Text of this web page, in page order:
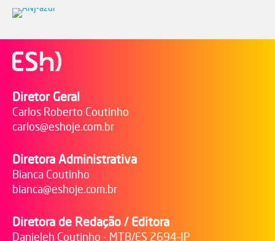
Diretor Geral
Carlos Roberto Coutinho
carlos@eshoje.com.br
Diretora Administrativa
Bianca Coutinho
bianca@eshoje.com.br
Diretora de Redação / Editora
Danieleh Coutinho - MTB/ES 2694-JP